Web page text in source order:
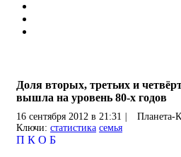
Доля вторых, третьих и
вышла на уровень 80-х годов
16 сентября 2012 в 21:31 Планета-
Ключи: статистика семья
П К О Б